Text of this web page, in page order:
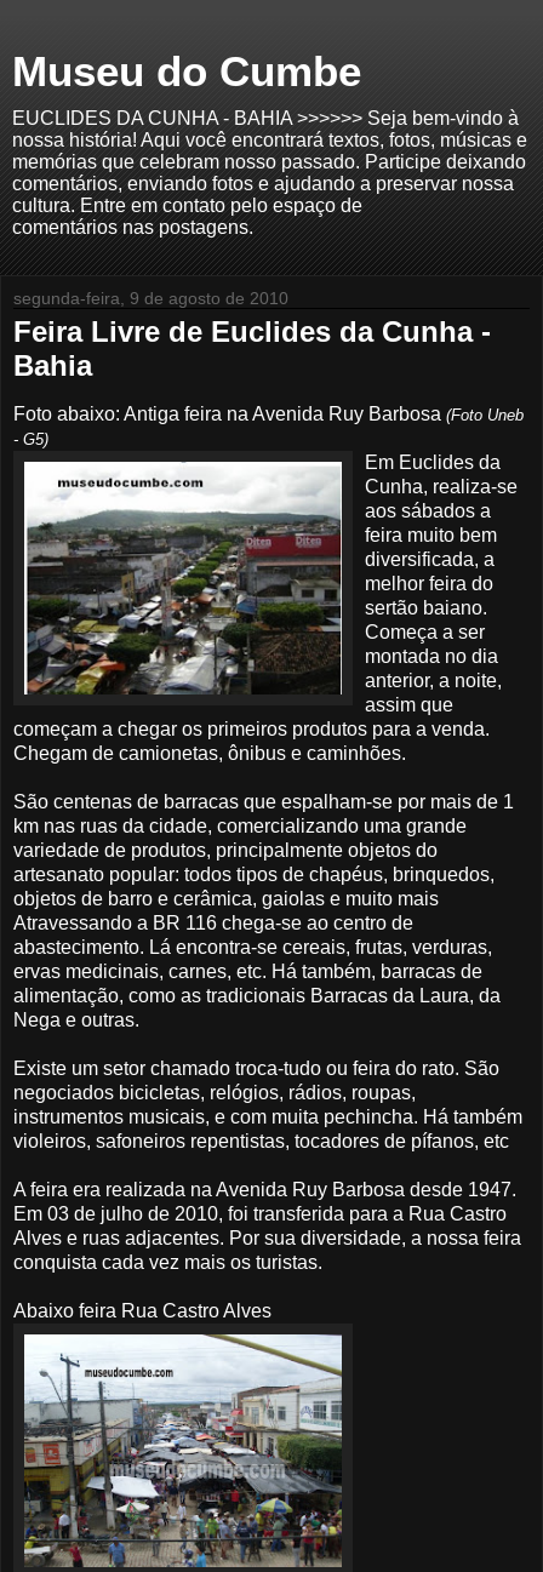
Museu do Cumbe
EUCLIDES DA CUNHA - BAHIA >>>>>> Seja bem-vindo à
nossa história! Aqui você encontrará textos, fotos, músicas e
memórias que celebram nosso passado. Participe deixando
comentários, enviando fotos e ajudando a preservar nossa
cultura. Entre em contato pelo espaço de
comentários nas postagens.
segunda-feira, 9 de agosto de 2010
Feira Livre de Euclides da Cunha -
Bahia
Foto abaixo: Antiga feira na Avenida Ruy Barbosa (Foto Uneb
- G5)
Em Euclides da
Cunha, realiza-se
aos sábados a
feira muito bem
diversificada, a
melhor feira do
sertão baiano.
Começa a ser
montada no dia
anterior, a noite,
assim que
começam a chegar os primeiros produtos para a venda.
Chegam de camionetas, ônibus e caminhões.
São centenas de barracas que espalham-se por mais de 1
km nas ruas da cidade, comercializando uma grande
variedade de produtos, principalmente objetos do
artesanato popular: todos tipos de chapéus, brinquedos,
objetos de barro e cerâmica, gaiolas e muito mais
Atravessando a BR 116 chega-se ao centro de
abastecimento. Lá encontra-se cereais, frutas, verduras,
ervas medicinais, carnes, etc. Há também, barracas de
alimentação, como as tradicionais Barracas da Laura, da
Nega e outras.
Existe um setor chamado troca-tudo ou feira do rato. São
negociados bicicletas, relógios, rádios, roupas,
instrumentos musicais, e com muita pechincha. Há também
violeiros, safoneiros repentistas, tocadores de pífanos, etc
A feira era realizada na Avenida Ruy Barbosa desde 1947.
Em 03 de julho de 2010, foi transferida para a Rua Castro
Alves e ruas adjacentes. Por sua diversidade, a nossa feira
conquista cada vez mais os turistas.
Abaixo feira Rua Castro Alves